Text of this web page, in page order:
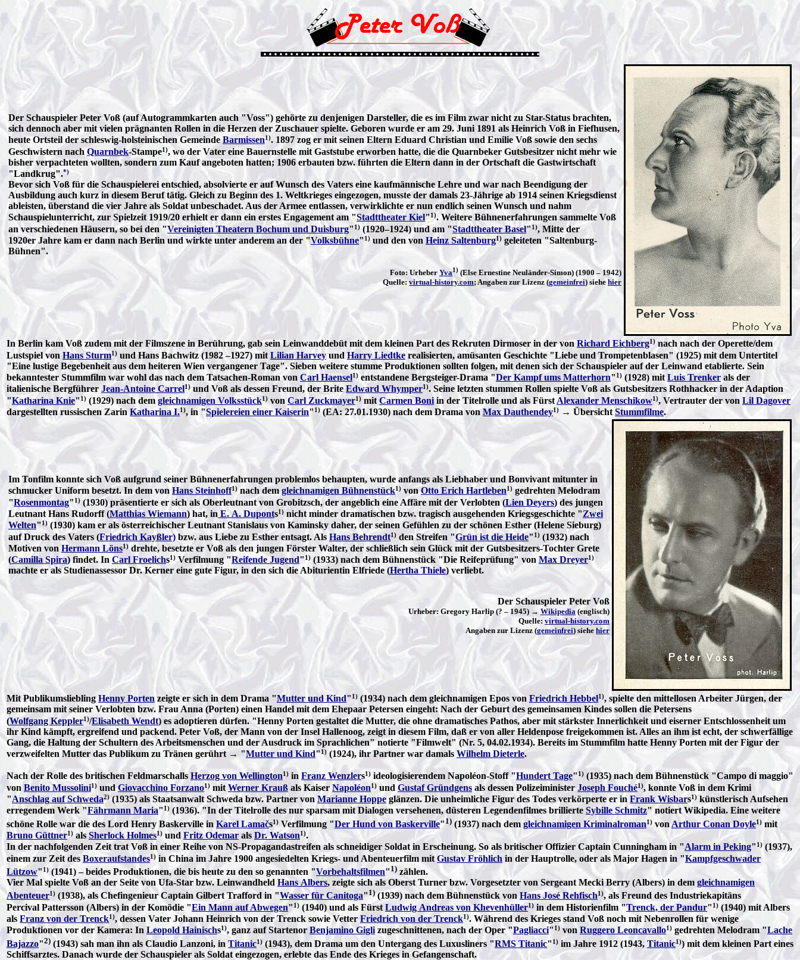
Der Schauspieler Peter Voß (auf Autogrammkarten auch "Voss") gehörte zu denjenigen Darsteller, die es im Film zwar nicht zu Star-Status brachten,
sich dennoch aber mit vielen prägnanten Rollen in die Herzen der Zuschauer spielte. Geboren wurde er am 29. Juni 1891 als Heinrich Voß in Fiefhusen,
heute Ortsteil der schleswig-holsteinischen GemeindeBarmissen1). 1897 zog er mit seinen Eltern Eduard Christian und Emilie Voß sowie den sechs
Geschwistern nach Quarnbek-Stampe1), wo der Vater eine Bauernstelle mit Gaststube erworben hatte, die die Quarnbeker Gutsbesitzer nicht mehr wie
bisher verpachteten wollten, sondern zum Kauf angeboten hatten; 1906 erbauten bzw. führten die Eltern dann in der Ortschaft die Gastwirtschaft
"Landkrug".*)
Bevor sich Voß für die Schauspielerei entschied, absolvierte er auf Wunsch des Vaters eine kaufmännische Lehre und war nach Beendigung der
Ausbildung auch kurz in diesem Beruf tätig. Gleich zu Beginn des 1. Weltkrieges eingezogen, musste der damals 23-Jährige ab 1914 seinen Kriegsdienst
ableisten, überstand die vier Jahre als Soldat unbeschadet. Aus der Armee entlassen, verwirklichte er nun endlich seinen Wunsch und nahm
Schauspielunterricht, zur Spielzeit 1919/20 erhielt er dann ein erstes Engagement am "Stadttheater Kiel"1). Weitere Bühnenerfahrungen sammelte Voß
an verschiedenen Häusern, so bei den "Vereinigten Theatern Bochum und Duisburg" 1)(1920–1924) und am "Stadttheater Basel"1), Mitte der
1920er Jahre kam er dann nach Berlin und wirkte unter anderem an der "Volksbühne" 1)und den von Heinz Saltenburg1) geleiteten "Saltenburg-
Bühnen".
Foto: Urheber Yva1) (Else Ernestine Neuländer-Simon) (1900 – 1942)
Quelle:virtual-history.com; Angaben zur Lizenz (gemeinfrei) siehehier
In Berlin kam Voß zudem mit der Filmszene in Berührung, gab sein Leinwanddebüt mit dem kleinen Part des Rekruten Dirmoser in der von Richard Eichberg1) nach nach der Operette/dem
Lustspiel von Hans Sturm1) und Hans Bachwitz (1982 –1927) mit Lilian Harvey undHarry Liedtke realisierten, amüsanten Geschichte "Liebe und Trompetenblasen" (1925) mit dem Untertitel
"Eine lustige Begebenheit aus dem heiteren Wien vergangener Tage". Sieben weitere stumme Produktionen sollten folgen, mit denen sich der Schauspieler auf der Leinwand etablierte. Sein
bekanntester Stummfilm war wohl das nach dem Tatsachen-Roman von Carl Haensel1) entstandene Bergsteiger-Drama "Der Kampf ums Matterhorn" 1) (1928) mitLuis Trenker als der
italienische Bergführer Jean-Antoine Carrel1) und Voß als dessen Freund, der BriteEdward Whymper1). Seine letzten stummen Rollen spielte Voß als Gutsbesitzers Rothhacker in der Adaption
"Katharina Knie"1) (1929) nach dem gleichnamigen Volksstück1) von Carl Zuckmayer1) mit Carmen Boni in der Titelrolle und als Fürst Alexander Menschikow1), Vertrauter der von Lil Dagover
dargestellten russischen Zarin Katharina I.1), in "Spielereien einer Kaiserin" 1) (EA: 27.01.1930) nach dem Drama vonMax Dauthendey1) → Übersicht Stummfilme.
Im Tonfilm konnte sich Voß aufgrund seiner Bühnenerfahrungen problemlos behaupten, wurde anfangs als Liebhaber und Bonvivant mitunter in
schmucker Uniform besetzt. In dem vonHans Steinhoff1) nach demgleichnamigen Bühnenstück1) vonOtto Erich Hartleben1) gedrehten Melodram
"Rosenmontag" 1) (1930) präsentierte er sich als Oberleutnant von Grobitzsch, der angeblich eine Affäre mit der Verlobten (Lien Deyers) des jungen
Leutnant Hans Rudorff (Matthias Wiemann) hat, in E. A. Duponts1) nicht minder dramatischen bzw. tragisch ausgehenden Kriegsgeschichte "Zwei
Welten" 1)(1930) kam er als österreichischer Leutnant Stanislaus von Kaminsky daher, der seinen Gefühlen zu der schönen Esther (Helene Sieburg)
auf Druck des Vaters (Friedrich Kayßler) bzw. aus Liebe zu Esther entsagt. Als Hans Behrendt1) den Streifen "Grün ist die Heide" 1) (1932) nach
Motiven von Hermann Löns1) drehte, besetzte er Voß als den jungen Förster Walter, der schließlich sein Glück mit der Gutsbesitzers-Tochter Grete
(Camilla Spira) findet. In Carl Froelichs1) Verfilmung "Reifende Jugend" 1) (1933) nach dem Bühnenstück "Die Reifeprüfung" von Max Dreyer1)
machte er als Studienassessor Dr. Kerner eine gute Figur, in den sich die Abiturientin Elfriede (Hertha Thiele) verliebt.
Der Schauspieler Peter Voß
Urheber: Gregory Harlip (? – 1945) → Wikipedia (englisch)
Quelle: virtual-history.com
Angaben zur Lizenz (gemeinfrei) siehe hier
Mit PublikumslieblingHenny Porten zeigte er sich in dem Drama "Mutter und Kind" 1) (1934) nach dem gleichnamigen Epos von Friedrich Hebbel1), spielte den mittellosen Arbeiter Jürgen, der
gemeinsam mit seiner Verlobten bzw. Frau Anna (Porten) einen Handel mit dem Ehepaar Petersen eingeht: Nach der Geburt des gemeinsamen Kindes sollen die Petersens
(Wolfgang Keppler1)/Elisabeth Wendt) es adoptieren dürfen. "Henny Porten gestaltet die Mutter, die ohne dramatisches Pathos, aber mit stärkster Innerlichkeit und eiserner Entschlossenheit um
ihr Kind kämpft, ergreifend und packend. Peter Voß, der Mann von der Insel Hallenoog, zeigt in diesem Film, daß er von aller Heldenpose freigekommen ist. Alles an ihm ist echt, der schwerfällige
Gang, die Haltung der Schultern des Arbeitsmenschen und der Ausdruck im Sprachlichen" notierte "Filmwelt" (Nr. 5, 04.02.1934). Bereits im Stummfilm hatte Henny Porten mit der Figur der
verzweifelten Mutter das Publikum zu Tränen gerührt → "Mutter und Kind"1) (1924), ihr Partner war damals Wilhelm Dieterle.
Nach der Rolle des britischen Feldmarschalls Herzog von Wellington1) in Franz Wenzlers1) ideologisierendem Napoléon-Stoff "Hundert Tage" 1) (1935) nach dem Bühnenstück "Campo di maggio"
von Benito Mussolini1) und Giovacchino Forzano1) mit Werner Krauß als Kaiser Napoléon1) und Gustaf Gründgens als dessen PolizeiministerJoseph Fouché1), konnte Voß in dem Krimi
"Anschlag auf Schweda2)(1935) als Staatsanwalt Schweda bzw. Partner vonMarianne Hoppeglänzen. Die unheimliche Figur des Todes verkörperte er in Frank Wisbars1) künstlerisch Aufsehen
erregendem Werk "Fährmann Maria" 1) (1936). "In der Titelrolle des nur sparsam mit Dialogen versehenen, düsteren Legendenfilmes brillierte Sybille Schmitz" notiert Wikipedia. Eine weitere
schöne Rolle war die des Lord Henry Baskerville in Karel Lamačs1) Verfilmung "Der Hund von Baskerville"1) (1937) nach dem gleichnamigen Kriminalroman1) von Arthur Conan Doyle1) mit
Bruno Güttner1) als Sherlock Holmes1) und Fritz Odemar als Dr. Watson1).
In der nachfolgenden Zeit trat Voß in einer Reihe von NS-Propagandastreifen als schneidiger Soldat in Erscheinung. So als britischer Offizier Captain Cunningham in "Alarm in Peking" 1) (1937),
einem zur Zeit des Boxeraufstandes1) in China im Jahre 1900 angesiedelten Kriegs- und Abenteuerfilm mitGustav Fröhlich in der Hauptrolle, oder als Major Hagen in "Kampfgeschwader
Lützow"1) (1941) – beides Produktionen, die bis heute zu den so genannten "Vorbehaltsfilmen" 1) zählen.
Vier Mal spielte Voß an der Seite von Ufa-Star bzw. Leinwandheld Hans Albers, zeigte sich als Oberst Turner bzw. Vorgesetzter von Sergeant Mecki Berry (Albers) in dem gleichnamigen
Abenteuer1) (1938), als Chefingenieur Captain Gilbert Trafford in "Wasser für Canitoga"1)(1939) nach dem Bühnenstück von Hans José Rehfisch1), als Freund des Industriekapitäns
Percival Pattersson (Albers) in der Komödie "Ein Mann auf Abwegen" 1) (1940) und als Fürst Ludwig Andreas von Khevenhüller1) in dem Historienfilm "Trenck, der Pandur" 1) (1940) mit Albers
als Franz von der Trenck1), dessen Vater Johann Heinrich von der Trenck sowie Vetter Friedrich von der Trenck1). Während des Krieges stand Voß noch mit Nebenrollen für wenige
Produktionen vor der Kamera: In Leopold Hainischs1), ganz auf StartenorBenjamino Gigli zugeschnittenen, nach der Oper "Pagliacci" 1) von Ruggero Leoncavallo1) gedrehten Melodram "Lache
Bajazzo"2) (1943) sah man ihn als Claudio Lanzoni, in Titanic1)(1943), dem Drama um den Untergang des Luxusliners "RMS Titanic" 1) im Jahre 1912 (1943, Titanic1)) mit dem kleinen Part eines
Schiffsarztes. Danach wurde der Schauspieler als Soldat eingezogen, erlebte das Ende des Krieges in Gefangenschaft.